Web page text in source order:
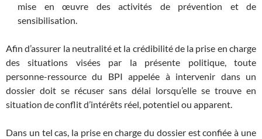
mise en œuvre des activités de prévention et de
sensibilisation.
Afin d’assurer la neutralité et la crédibilité de la prise en charge
des situations visées par la présente politique, toute
personne-ressource du BPI appelée à intervenir dans un
dossier doit se récuser sans délai lorsqu’elle se trouve en
situation de conflit d’intérêts réel, potentiel ou apparent.
Dans un tel cas, la prise en charge du dossier est confiée à une